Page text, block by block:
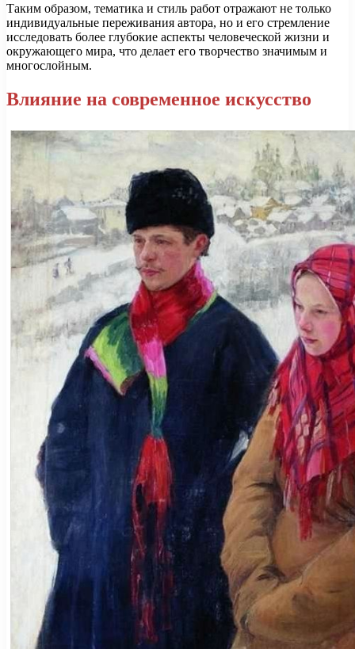
Таким образом, тематика и стиль работ отражают не только
индивидуальные переживания автора, но и его стремление
исследовать более глубокие аспекты человеческой жизни и
окружающего мира, что делает его творчество значимым и
многослойным.
Влияние на современное искусство